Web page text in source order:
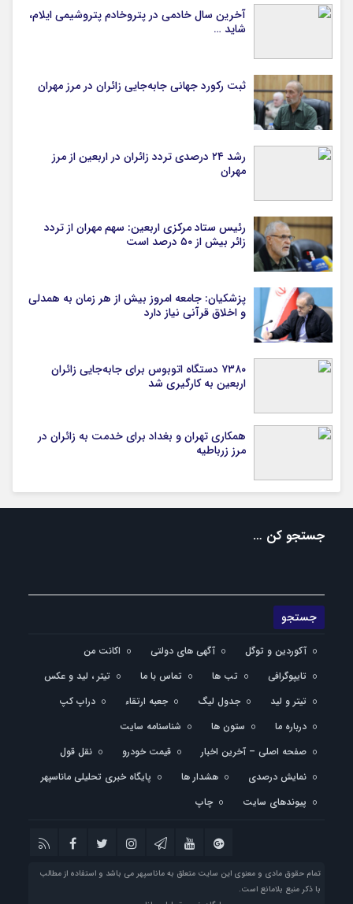
آخرین سال خادمی در پتروخادم پتروشیمی ایلام،
شاید …
ثبت رکورد جهانی جابه‌جایی زائران در مرز مهران
رشد ۲۴ درصدی تردد زائران در اربعین از مرز
مهران
رئیس ستاد مرکزی اربعین: سهم مهران از تردد
زائر بیش از ۵۰ درصد است
پزشکیان: جامعه امروز بیش از هر زمان به همدلی
و اخلاق قرآنی نیاز دارد
۷۳۸۰ دستگاه اتوبوس برای جابه‌جایی زائران
اربعین به‌ کارگیری شد
همکاری تهران و بغداد برای خدمت به زائران در
مرز زرباطیه
جستجو کن …
آکوردین و توگل آگهی های دولتی
اکانت من
تایپوگرافی
تب ها تماس با ما
تیتر ، لید و عکس
تیتر و لید
جدول لیگ جعبه ارتقاء
دراپ کپ
درباره ما
ستون ها
شناسنامه سایت
صفحه اصلی – آخرین اخبار
قیمت خودرو
نقل قول
نمایش درصدی
هشدار ها
پایگاه خبری تحلیلی ماناسپهر
پیوندهای سایت
چاپ
تمام حقوق مادی و معنوی این سایت متعلق به ماناسپهر می باشد و استفاده از مطالب
با ذکر منبع بلامانع است.